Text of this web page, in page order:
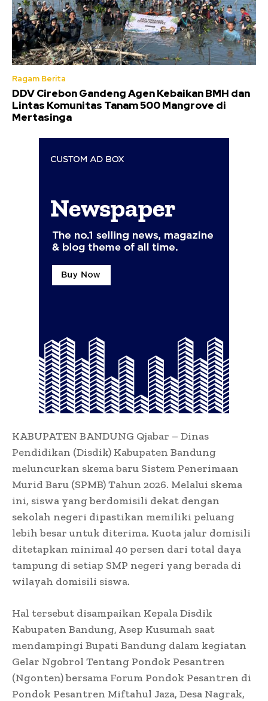
Ragam Berita
DDV Cirebon Gandeng Agen Kebaikan BMH dan
Lintas Komunitas Tanam 500 Mangrove di
Mertasinga
KABUPATEN BANDUNG Qjabar – Dinas
Pendidikan (Disdik) Kabupaten Bandung
meluncurkan skema baru Sistem Penerimaan
Murid Baru (SPMB) Tahun 2026. Melalui skema
ini, siswa yang berdomisili dekat dengan
sekolah negeri dipastikan memiliki peluang
lebih besar untuk diterima. Kuota jalur domisili
ditetapkan minimal 40 persen dari total daya
tampung di setiap SMP negeri yang berada di
wilayah domisili siswa.
Hal tersebut disampaikan Kepala Disdik
Kabupaten Bandung, Asep Kusumah saat
mendampingi Bupati Bandung dalam kegiatan
Gelar Ngobrol Tentang Pondok Pesantren
(Ngonten) bersama Forum Pondok Pesantren di
Pondok Pesantren Miftahul Jaza, Desa Nagrak,